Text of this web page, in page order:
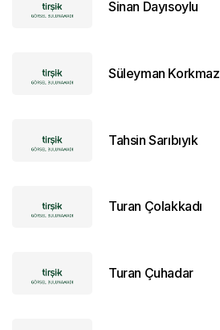
Sinan Dayısoylu
Süleyman Korkmaz
Tahsin Sarıbıyık
Turan Çolakkadı
Turan Çuhadar